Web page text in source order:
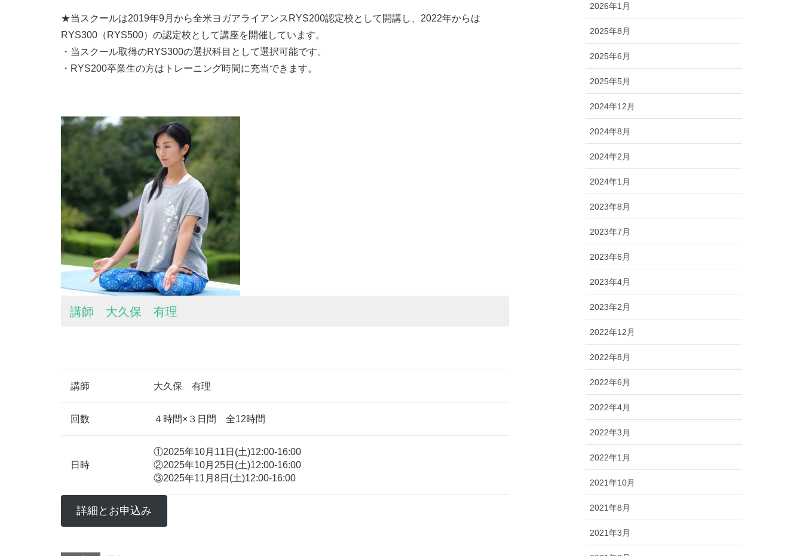
★当スクールは2019年9月から全米ヨガアライアンスRYS200認定校として開講し、2022年からは
RYS300（RYS500）の認定校として講座を開催しています。
・当スクール取得のRYS300の選択科目として選択可能です。
・RYS200卒業生の方はトレーニング時間に充当できます。
講師 大久保 有理
講師 大久保 有理
回数 ４時間×３日間 全12時間
日時
①2025年10月11日(土)12:00-16:00
②2025年10月25日(土)12:00‐16:00
③2025年11月8日(土)12:00‐16:00
詳細とお申込み
2026年1月
2025年8月
2025年6月
2025年5月
2024年12月
2024年8月
2024年2月
2024年1月
2023年8月
2023年7月
2023年6月
2023年4月
2023年2月
2022年12月
2022年8月
2022年6月
2022年4月
2022年3月
2022年1月
2021年10月
2021年8月
2021年3月